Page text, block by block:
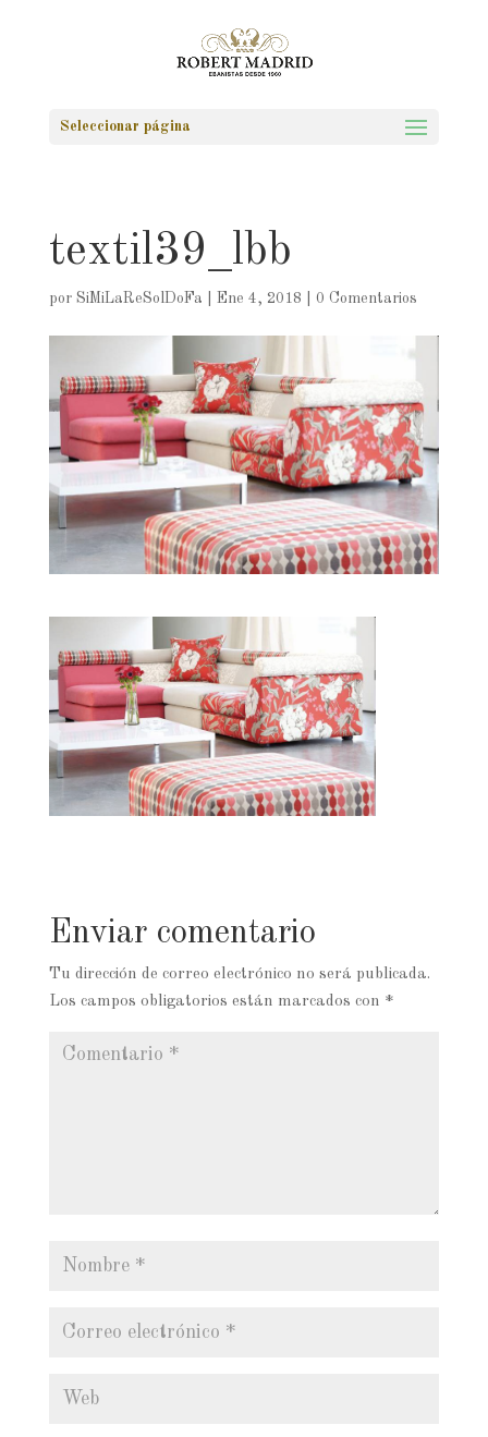
Seleccionar página
textil39_lbb
por SiMiLaReSolDoFa Ene 4, 2018 0 Comentarios
Enviar comentario
Tu dirección de correo electrónico no será publicada.
Los campos obligatorios están marcados con *